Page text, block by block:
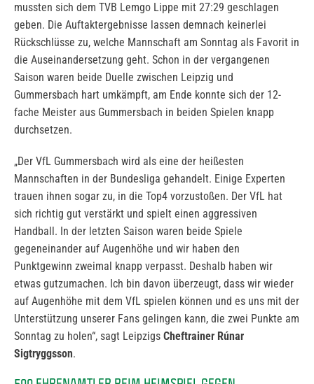
mussten sich dem TVB Lemgo Lippe mit 27:29 geschlagen
geben. Die Auftaktergebnisse lassen demnach keinerlei
Rückschlüsse zu, welche Mannschaft am Sonntag als Favorit in
die Auseinandersetzung geht. Schon in der vergangenen
Saison waren beide Duelle zwischen Leipzig und
Gummersbach hart umkämpft, am Ende konnte sich der 12-
fache Meister aus Gummersbach in beiden Spielen knapp
durchsetzen.
„Der VfL Gummersbach wird als eine der heißesten
Mannschaften in der Bundesliga gehandelt. Einige Experten
trauen ihnen sogar zu, in die Top4 vorzustoßen. Der VfL hat
sich richtig gut verstärkt und spielt einen aggressiven
Handball. In der letzten Saison waren beide Spiele
gegeneinander auf Augenhöhe und wir haben den
Punktgewinn zweimal knapp verpasst. Deshalb haben wir
etwas gutzumachen. Ich bin davon überzeugt, dass wir wieder
auf Augenhöhe mit dem VfL spielen können und es uns mit der
Unterstützung unserer Fans gelingen kann, die zwei Punkte am
Sonntag zu holen“, sagt Leipzigs Cheftrainer Rúnar
Sigtryggsson.